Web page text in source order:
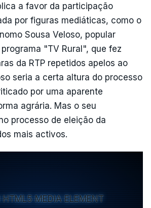
a favor da participação
por figuras mediáticas, como o
Sousa Veloso, popular
"TV Rural", que fez
da RTP repetidos apelos ao
seria a certa altura do processo
por uma aparente
agrária. Mas o seu
processo de eleição da
mais activos.
HTML5 MEDIA ELEMENT